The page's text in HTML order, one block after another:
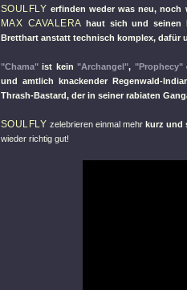
SOULFLY erfinden weder was neu, noch
MAX CAVALERA haut sich und seinen
Bretthart anstatt technisch komplex, dafür
"Chama" ist kein"Archangel", "Prophecy"
und amtlich knackender Regenwald-
Thrash-Bastard, der in seiner rabiaten
SOULFLY zelebrieren einmal mehr kurz und
wieder richtig gut!